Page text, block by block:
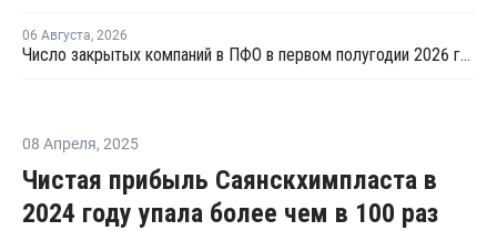
06 Августа, 2026
Число закрытых компаний в ПФО в первом полугодии 2026 года вдвое превысило число новых
08 Апреля, 2025
Чистая прибыль Саянскхимпласта в
2024 году упала более чем в 100 раз